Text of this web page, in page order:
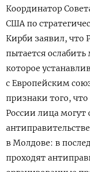
Координатор
США по
Кирби заявил, что
пытается ослабить
которое
с Европейским
признаки того,
России лица могут
в Молдове: в
проходят